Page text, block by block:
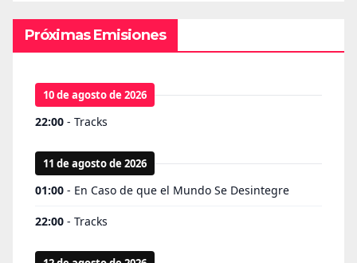
Próximas Emisiones